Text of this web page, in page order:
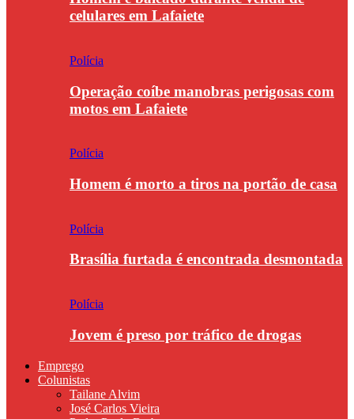
celulares em Lafaiete
Polícia
Operação coíbe manobras perigosas com
motos em Lafaiete
Polícia
Homem é morto a tiros na portão de casa
Polícia
Brasília furtada é encontrada desmontada
Polícia
Jovem é preso por tráfico de drogas
Emprego
Colunistas
Tailane Alvim
José Carlos Vieira